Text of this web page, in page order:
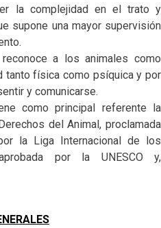
la complejidad en el trato y
supone una mayor supervisión
a los animales como
física como psíquica y por
y comunicarse.
como principal referente la
del Animal, proclamada
la Liga Internacional de los
por la UNESCO y,